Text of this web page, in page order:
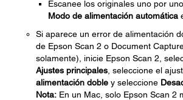
Escanee los originales uno por
Modo de alimentación automática
Si aparece un error de alimentación
de Epson Scan 2 o Document
solamente), inicie Epson Scan 2,
Ajustes principales , seleccione el
alimentación doble y seleccione
Nota: En un Mac, solo Epson Scan 2